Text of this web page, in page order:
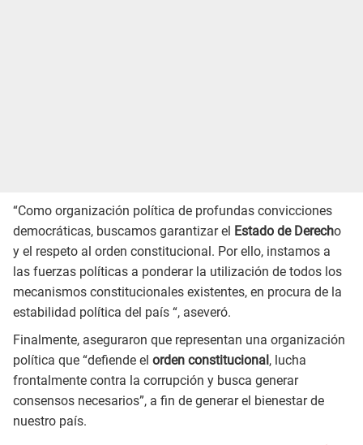
“Como organización política de profundas convicciones
democráticas, buscamos garantizar el Estado de Derecho
y el respeto al orden constitucional. Por ello, instamos a
las fuerzas políticas a ponderar la utilización de todos los
mecanismos constitucionales existentes, en procura de la
estabilidad política del país “, aseveró.
Finalmente, aseguraron que representan una organización
política que “defiende el orden constitucional, lucha
frontalmente contra la corrupción y busca generar
consensos necesarios”, a fin de generar el bienestar de
nuestro país.